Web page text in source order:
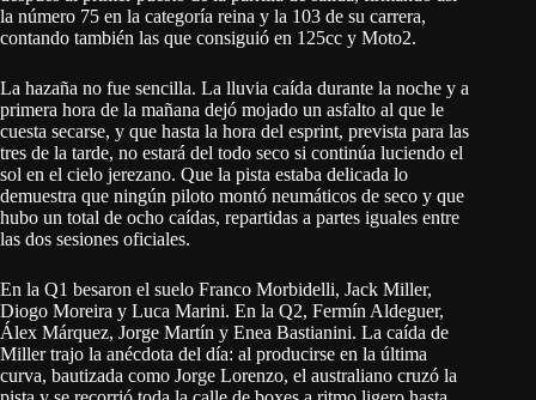
la número 75 en la categoría reina y la 103 de su carrera,
contando también las que consiguió en 125cc y Moto2.
La hazaña no fue sencilla. La lluvia caída durante la noche y a
primera hora de la mañana dejó mojado un asfalto al que le
cuesta secarse, y que hasta la hora del esprint, prevista para las
tres de la tarde, no estará del todo seco si continúa luciendo el
sol en el cielo jerezano. Que la pista estaba delicada lo
demuestra que ningún piloto montó neumáticos de seco y que
hubo un total de ocho caídas, repartidas a partes iguales entre
las dos sesiones oficiales.
En la Q1 besaron el suelo Franco Morbidelli, Jack Miller,
Diogo Moreira y Luca Marini. En la Q2, Fermín Aldeguer,
Álex Márquez, Jorge Martín y Enea Bastianini. La caída de
Miller trajo la anécdota del día: al producirse en la última
curva, bautizada como Jorge Lorenzo, el australiano cruzó la